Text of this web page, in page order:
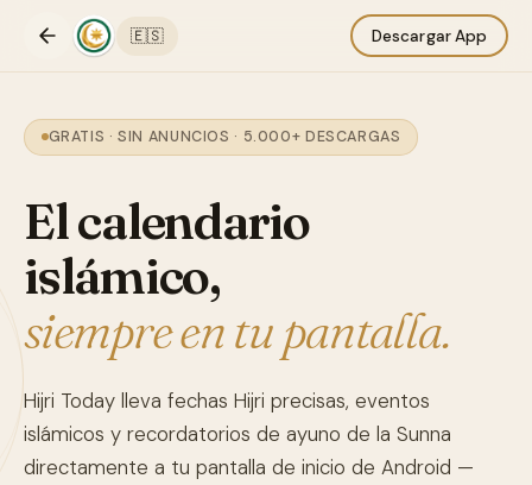
🇪🇸 Descargar App
GRATIS · SIN ANUNCIOS · 5.000+ DESCARGAS
El calendario
islámico,
siempre en tu pantalla.
Hijri Today lleva fechas Hijri precisas, eventos
islámicos y recordatorios de ayuno de la Sunna
directamente a tu pantalla de inicio de Android —